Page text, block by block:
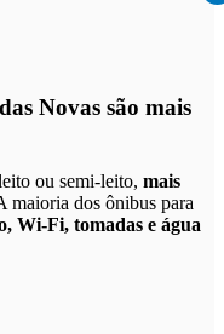
Novas são mais
ou semi-leito, mais
maioria dos ônibus para
Wi-Fi, tomadas e água